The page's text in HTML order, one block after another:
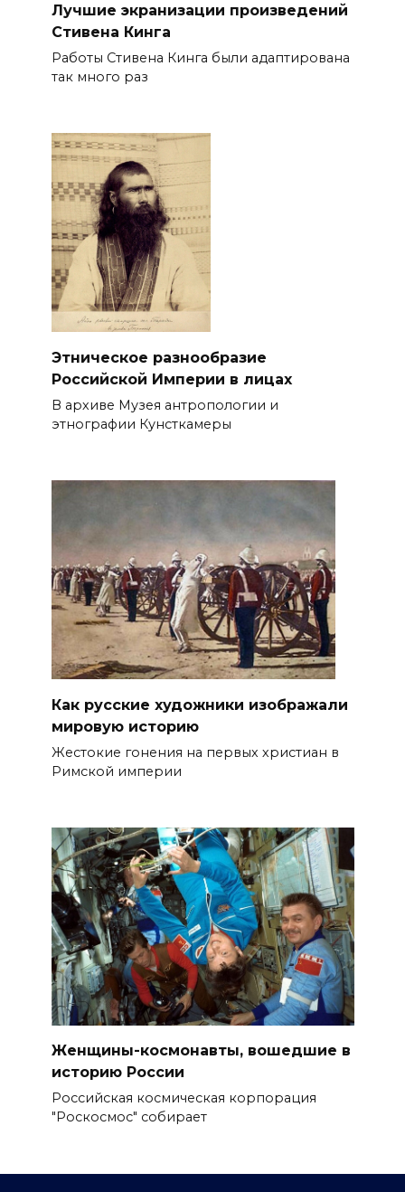
Лучшие экранизации произведений
Стивена Кинга
Работы Стивена Кинга были адаптирована
так много раз
Этническое разнообразие
Российской Империи в лицах
В архиве Музея антропологии и
этнографии Кунсткамеры
Как русские художники изображали
мировую историю
Жестокие гонения на первых христиан в
Римской империи
Женщины-космонавты, вошедшие в
историю России
Российская космическая корпорация
"Роскосмос" собирает